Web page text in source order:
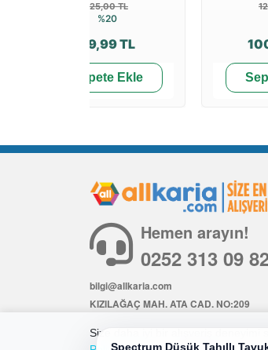
125,00 TL
%20
99,99 TL
Sepete Ekle
Spectrum Düşük Tahıllı
Size daha iyi bir alışveriş deneyimi
Hemen arayın!
0252 313 09
bilgi@allkaria.com
KIZILAĞAÇ MAH. ATA CAD. NO:209